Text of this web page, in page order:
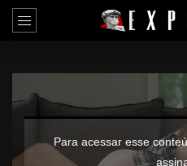
Para acessar esse